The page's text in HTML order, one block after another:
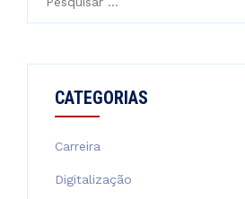
CATEGORIAS
Carreira
Digitalização